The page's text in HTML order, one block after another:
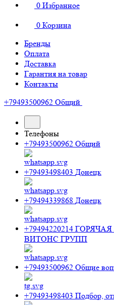
0 Избранное
0 Корзина
Бренды
Оплата
Доставка
Гарантия на товар
Контакты
+79493500962 Общий
Телефоны
+79493500962 Общий
+79493498403 Донецк
+79494339868 Донецк
+79494220214
ВИТОНС ГРУПП
+79493500962 Общие
+79493498403 Подбор,